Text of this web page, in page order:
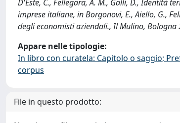
D'Este, C., Fellegara, A. M., Galli, D., Identità
imprese italiane, in Borgonovi, E., Aiello, G.,
degli economisti aziendali., Il Mulino,
Appare nelle tipologie:
In libro con curatela: Capitolo o saggio;
corpus
File in questo prodotto: